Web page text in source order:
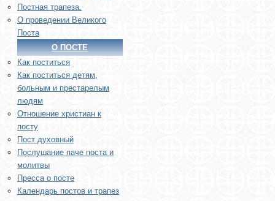
Постная трапеза.
О проведении Великого
Поста
О ПОСТЕ
Как поститься
Как поститься детям,
больным и престарелым
людям
Отношение христиан к
посту
Пост духовный
Послушание паче поста и
молитвы
Пресса о посте
Календарь постов и трапез